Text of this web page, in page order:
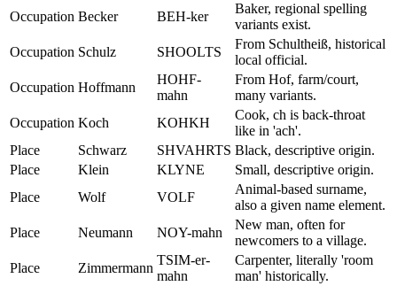
Occupation Becker BEH-ker
Baker, regional spelling
variants exist.
Occupation Schulz SHOOLTS
From Schultheiß, historical
local official.
Occupation Hoffmann
HOHF-
mahn
From Hof, farm/court,
many variants.
Occupation Koch KOHKH
Cook, ch is back-throat
like in 'ach'.
Place
Schwarz SHVAHRTS Black, descriptive origin.
Place
Klein KLYNE
Small, descriptive origin.
Place
Wolf VOLF
Animal-based surname,
also a given name element.
Place
Neumann NOY-mahn
New man, often for
newcomers to a village.
Place
Zimmermann
TSIM-er-
mahn
Carpenter, literally 'room
man' historically.